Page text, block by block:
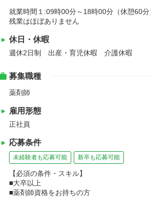
就業時間１:09時00分～18時00分（休憩60分
残業はほぼありません
休日・休暇
週休2日制 出産・育児休暇 介護休暇
募集職種
薬剤師
雇用形態
正社員
応募条件
未経験者も応募可能 新卒も応募可能
【必須の条件・スキル】
■大卒以上
■薬剤師資格をお持ちの方